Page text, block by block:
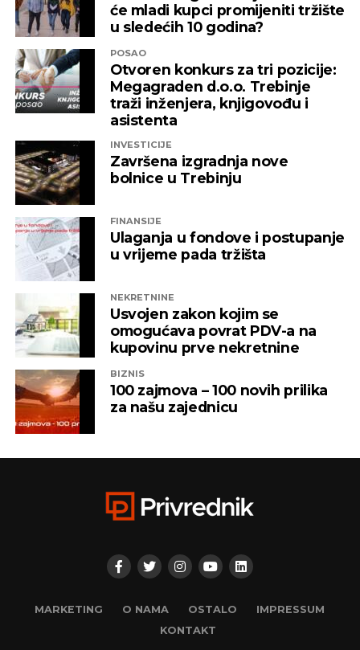
će mladi kupci promijeniti tržište
u sledećih 10 godina?
POSAO
Otvoren konkurs za tri pozicije:
Megagraden d.o.o. Trebinje
traži inženjera, knjigovođu i
asistenta
INVESTICIJE
Završena izgradnja nove
bolnice u Trebinju
FINANSIJE
Ulaganja u fondove i postupanje
u vrijeme pada tržišta
NEKRETNINE
Usvojen zakon kojim se
omogućava povrat PDV-a na
kupovinu prve nekretnine
BIZNIS
100 zajmova – 100 novih prilika
za našu zajednicu
MARKETING O NAMA OSTALO
IMPRESSUM
KONTAKT